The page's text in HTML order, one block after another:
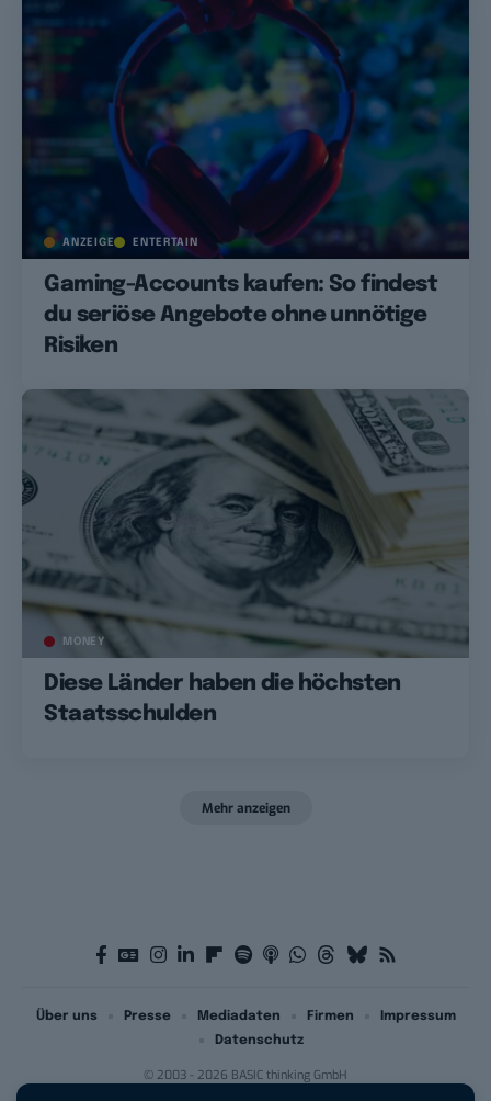
ANZEIGE ENTERTAIN
Gaming-Accounts kaufen: So findest
du seriöse Angebote ohne unnötige
Risiken
MONEY
Diese Länder haben die höchsten
Staatsschulden
Mehr anzeigen
© 2003 - 2026 BASIC thinking GmbH
Über uns Presse Mediadaten Firmen
Impressum
Datenschutz